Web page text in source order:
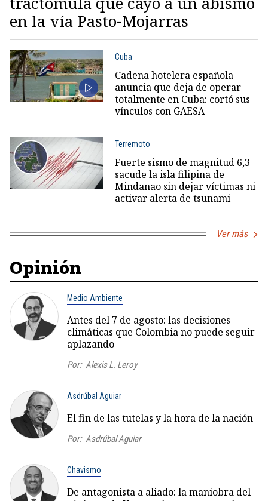
en la vía Pasto-Mojarras
Cuba
Cadena hotelera española
anuncia que deja de operar
totalmente en Cuba: cortó sus
vínculos con GAESA
Terremoto
Fuerte sismo de magnitud 6,3
sacude la isla filipina de
Mindanao sin dejar víctimas ni
activar alerta de tsunami
Ver más
Opinión
Medio Ambiente
Antes del 7 de agosto: las decisiones
climáticas que Colombia no puede seguir
aplazando
Por: Alexis L. Leroy
Asdrúbal Aguiar
El fin de las tutelas y la hora de la nación
Por: Asdrúbal Aguiar
Chavismo
De antagonista a aliado: la maniobra del